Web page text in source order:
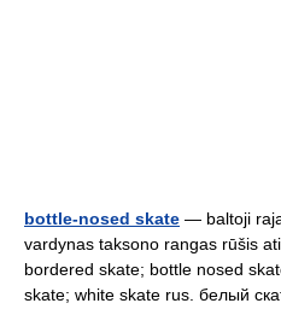
bottle-nosed skate — baltoji
vardynas taksono rangas rūšis
bordered skate; bottle nosed
skate; white skate rus. белый